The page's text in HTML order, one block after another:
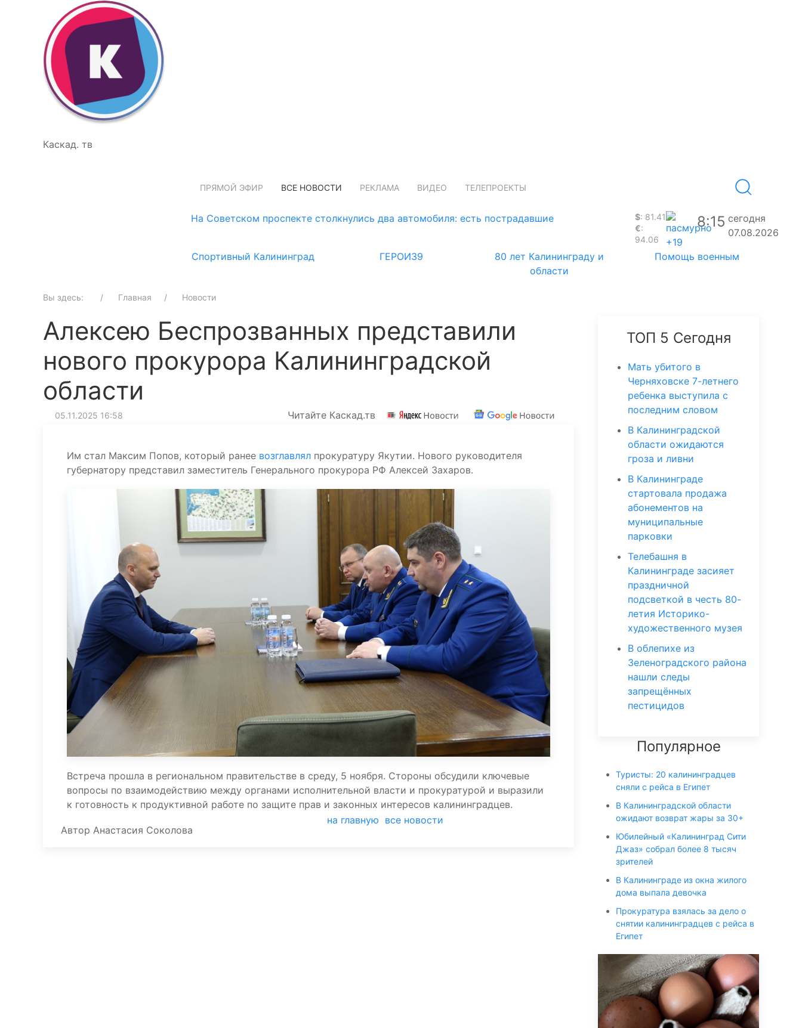
Каскад. тв
ПРЯМОЙ ЭФИР ВСЕ НОВОСТИ РЕКЛАМА ВИДЕО ТЕЛЕПРОЕКТЫ
На Советском проспекте столкнулись два автомобиля: есть пострадавшие $: 81.41
€:
94.06
+19
8:15 сегодня
07.08.2026
Спортивный Калининград
ГЕРОИ39
80 лет Калининграду и
области
Помощь военным
Вы здесь: Главная Новости
Алексею Беспрозванных представили
нового прокурора Калининградской
области
05.11.2025 16:58 Читайте Каскад.тв
Им стал Максим Попов, который ранее возглавлял прокуратуру Якутии. Нового руководителя
губернатору представил заместитель Генерального прокурора РФ Алексей Захаров.
Встреча прошла в региональном правительстве в среду, 5 ноября. Стороны обсудили ключевые
вопросы по взаимодействию между органами исполнительной власти и прокуратурой и выразили
к готовность к продуктивной работе по защите прав и законных интересов калининградцев.
Автор Анастасия Соколова
на главную все новости
ТОП 5 Сегодня
Мать убитого в
Черняховске 7-летнего
ребенка выступила с
последним словом
В Калининградской
области ожидаются
гроза и ливни
В Калининграде
стартовала продажа
абонементов на
муниципальные
парковки
Телебашня в
Калининграде засияет
праздничной
подсветкой в честь 80-
летия Историко-
художественного музея
В облепихе из
Зеленоградского района
нашли следы
запрещённых
пестицидов
Популярное
Туристы: 20 калининградцев
сняли с рейса в Египет
В Калининградской области
ожидают возврат жары за 30+
Юбилейный «Калининград Сити
Джаз» собрал более 8 тысяч
зрителей
В Калининграде из окна жилого
дома выпала девочка
Прокуратура взялась за дело о
снятии калининградцев с рейса в
Египет